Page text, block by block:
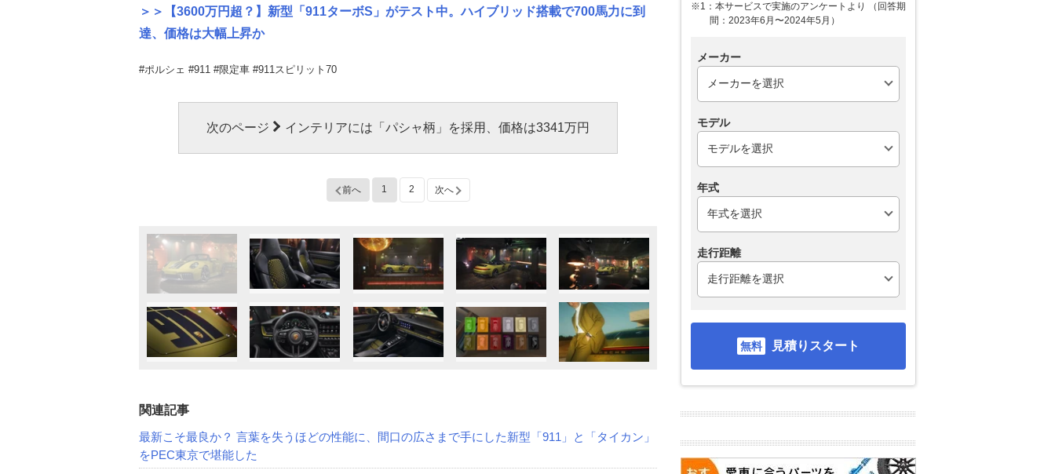
＞＞【3600万円超？】新型「911ターボS」がテスト中。ハイブリッド搭載で700馬力に到
達、価格は大幅上昇か
#ポルシェ #911 #限定車 #911スピリット70
次のページ インテリアには「パシャ柄」を採用、価格は3341万円
前へ 1 2 次へ
関連記事
最新こそ最良か？ 言葉を失うほどの性能に、間口の広さまで手にした新型「911」と「タイカン」
をPEC東京で堪能した
※1：本サービスで実施のアンケートより （回答期
間：2023年6月〜2024年5月）
メーカー
モデル
年式
走行距離
見積りスタート